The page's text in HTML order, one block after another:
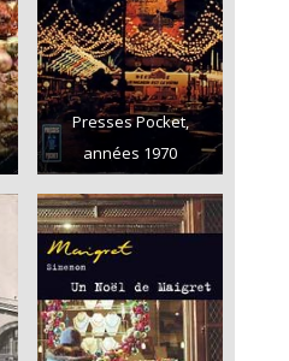
Presses Pocket,
années 1970